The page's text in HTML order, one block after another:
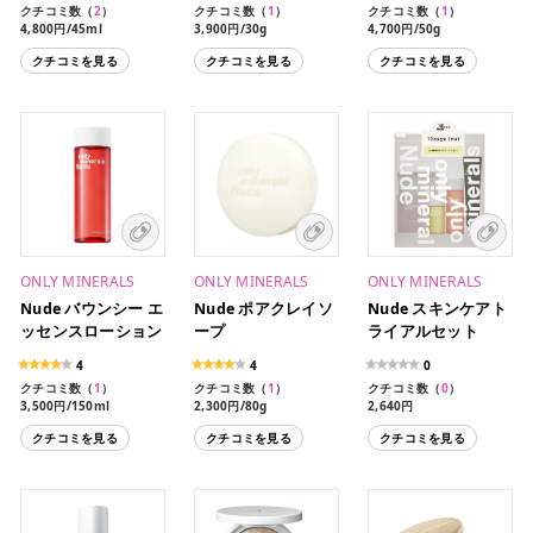
クチコミ数（2）
4,800円/45ml
クチコミを見る
クチコミ数（1 ）
3,900円/30g
クチコミを見る
クチコミ数（1 ）
4,700円/50g
クチコミを見る
ONLY MINERALS
Nude バウンシー エ
ッセンスローション
4
クチコミ数（1 ）
3,500円/150ml
クチコミを見る
ONLY MINERALS
Nude ポアクレイソ
ープ
4
クチコミ数（1 ）
2,300円/80g
クチコミを見る
ONLY MINERALS
Nude スキンケアト
ライアルセット
0
クチコミ数（0）
2,640円
クチコミを見る